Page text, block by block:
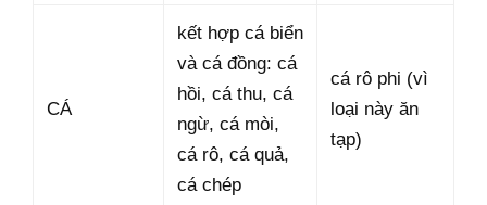
CÁ
kết hợp cá biển
và cá đồng: cá
hồi, cá thu, cá
ngừ, cá mòi,
cá rô, cá quả,
cá chép
cá rô phi (vì
loại này ăn
tạp)